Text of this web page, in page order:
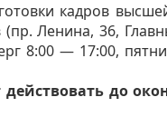
кадров
Ленина, 36,
8:00 — 17:00,
до